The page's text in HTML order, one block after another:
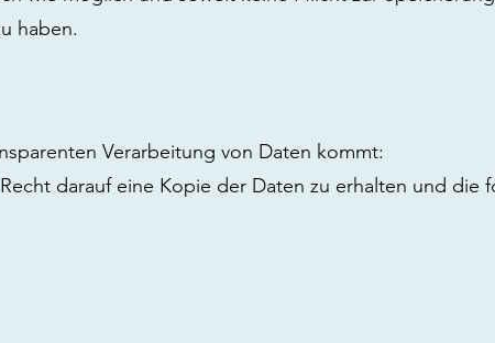
haben.
Verarbeitung von Daten kommt:
darauf eine Kopie der Daten zu erhalten und die